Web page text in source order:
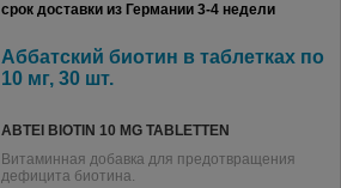
срок доставки из Германии 3-4 недели
Аббатский биотин в таблетках по
10 мг, 30 шт.
ABTEI BIOTIN 10 MG TABLETTEN
Витаминная добавка для предотвращения
дефицита биотина.